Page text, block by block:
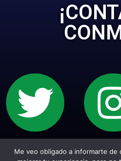
Sitio web creado con
Me veo obligado a informarte